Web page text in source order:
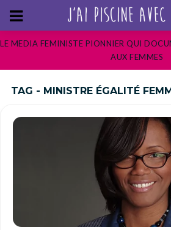
LE MEDIA FEMINISTE PIONNIER QUI
AUX FEMMES
TAG - MINISTRE ÉGALITÉ